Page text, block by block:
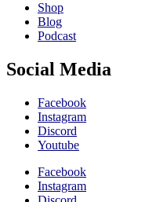
Shop
Blog
Podcast
Social Media
Facebook
Instagram
Discord
Youtube
Facebook
Instagram